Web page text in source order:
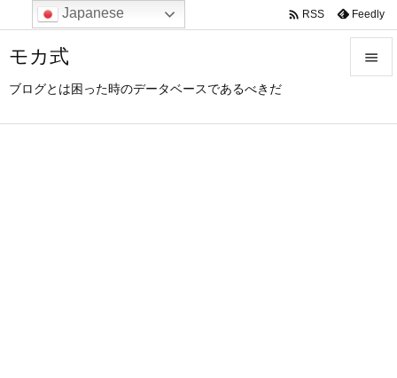
モカ式
ブログとは困った時のデータベースであるべきだ

 RSS Feedly
Japanese